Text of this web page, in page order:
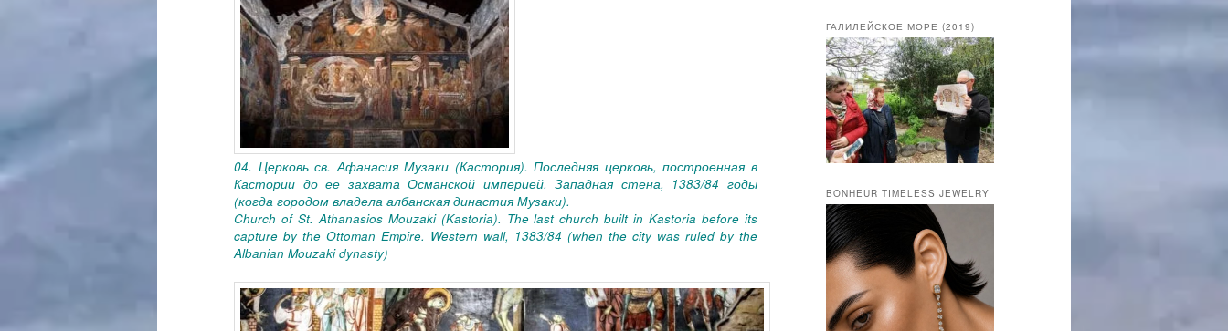
04. Церковь св. Афанасия Музаки (Кастория). Последняя церковь, построенная в
Кастории до ее захвата Османской империей. Западная стена, 1383/84 годы
(когда городом владела албанская династия Музаки).
Church of St. Athanasios Mouzaki (Kastoria). The last church built in Kastoria before its
capture by the Ottoman Empire. Western wall, 1383/84 (when the city was ruled by the
Albanian Mouzaki dynasty)
ГАЛИЛЕЙСКОЕ МОРЕ (2019)
BONHEUR TIMELESS JEWELRY